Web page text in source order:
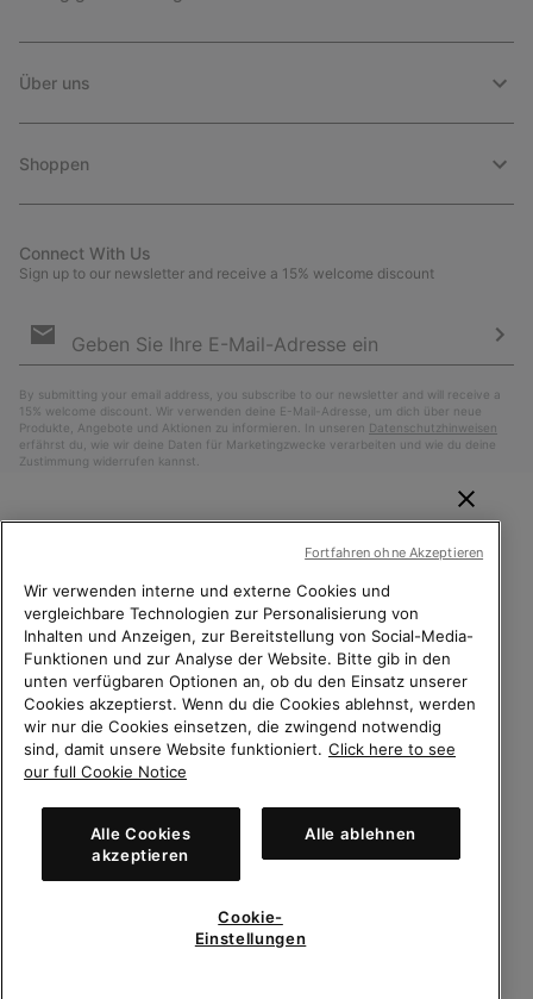
Über uns
Shoppen
Connect With Us
Sign up to our newsletter and receive a 15% welcome discount
Anmeldung
By submitting your email address, you subscribe to our newsletter and will receive a
15% welcome discount. Wir verwenden deine E-Mail-Adresse, um dich über neue
Produkte, Angebote und Aktionen zu informieren. In unseren Datenschutzhinweisen
erfährst du, wie wir deine Daten für Marketingzwecke verarbeiten und wie du deine
Zustimmung widerrufen kannst.
Schweiz (Deutsch) | English › français ›| italiano ›
©2026Columbia Sportswear Company. Avenue des Morgines, 12 1213
Petit-Lancy Switzerland. Alle Rechte vorbehalten.
Allgemeine Verkaufsbedingungen Garantiebestimmungen
Kundenservice: Mo- Fr. 9:00 - 13:00 & 14:00- 18:00 Uhr
WILLKOMMEN BEI SOREL.
BITTE WÄHLEN SIE IHR
LIEFERLAND.
Online-Einkauf verfügbar
United States
Online-
Switzerland-English
Switzerland-Deutsch
Switzerland-Français
Switzerland-Italiano
Wir verwenden interne und externe Cookies und
vergleichbare Technologien zur Personalisierung von
Inhalten und Anzeigen, zur Bereitstellung von Social-Media-
Funktionen und zur Analyse der Website. Bitte gib in den
unten verfügbaren Optionen an, ob du den Einsatz unserer
Cookies akzeptierst. Wenn du die Cookies ablehnst, werden
wir nur die Cookies einsetzen, die zwingend notwendig
sind, damit unsere Website funktioniert. Click here to see
our full Cookie Notice
Alle Cookies
akzeptieren
Alle ablehnen
Cookie-
Einstellungen
Fortfahren ohne Akzeptieren